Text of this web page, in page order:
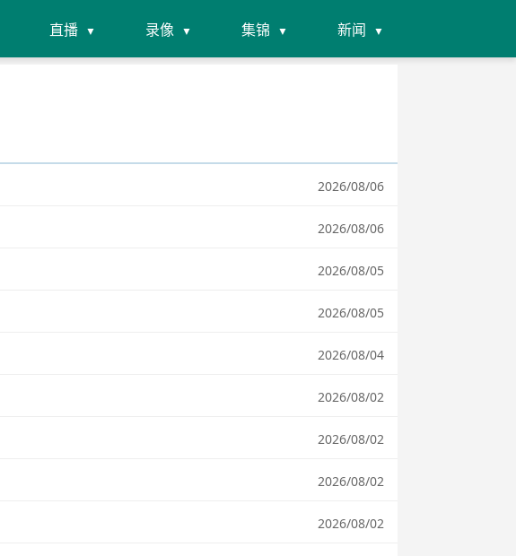
直播 录像 集锦 新闻
2026/08/06
2026/08/06
2026/08/05
2026/08/05
2026/08/04
2026/08/02
2026/08/02
2026/08/02
2026/08/02